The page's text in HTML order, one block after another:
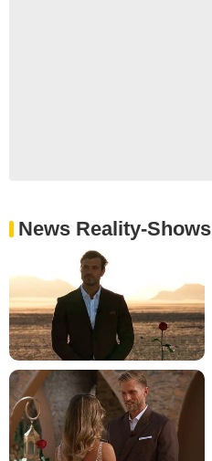
News Reality-Shows